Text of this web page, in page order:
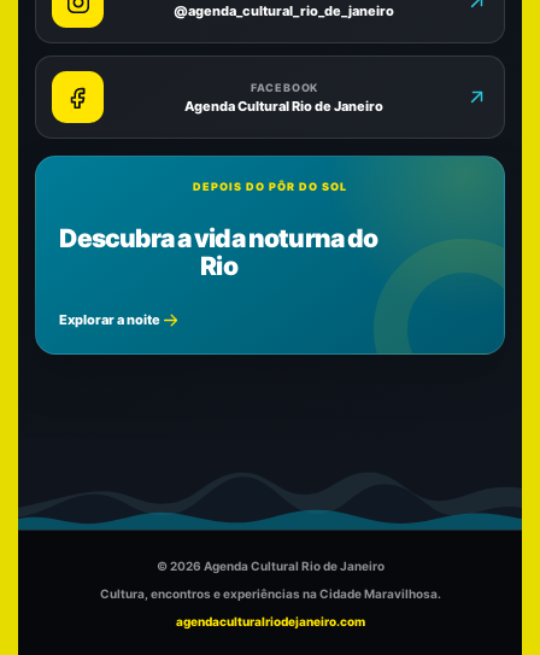
@agenda_cultural_rio_de_janeiro
FACEBOOK
Agenda Cultural Rio de Janeiro
DEPOIS DO PÔR DO SOL
Descubra a vida noturna do
Rio
Explorar a noite
© 2026 Agenda Cultural Rio de Janeiro
Cultura, encontros e experiências na Cidade Maravilhosa.
agendaculturalriodejaneiro.com